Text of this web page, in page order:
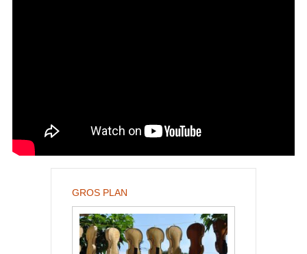
GROS PLAN